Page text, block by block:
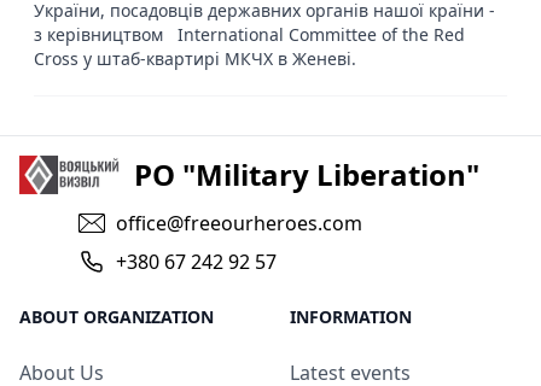
України, посадовців державних органів нашої країни -
з керівництвом International Committee of the Red
Cross у штаб-квартирі МКЧХ в Женеві.
PO "Military Liberation"
office@freeourheroes.com
+380 67 242 92 57
ABOUT ORGANIZATION
About Us
INFORMATION
Latest events